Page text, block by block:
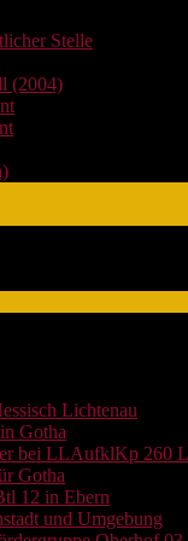
Stelle
(2004)
Lichtenau
Gotha
bei LLAufklKp 260
Gotha
12 in Ebern
und Umgebung